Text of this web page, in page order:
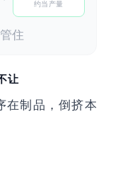
约当产量
住
让
在制品，倒挤本